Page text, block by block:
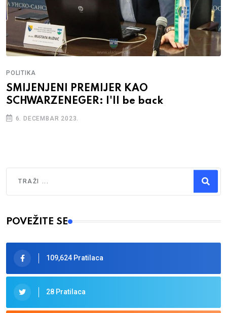
POLITIKA
SMIJENJENI PREMIJER KAO
SCHWARZENEGER: I'll be back
6. DECEMBAR 2023.
Type 2 or more characters for results.
POVEŽITE SE
109,624 Pratilaca
28 Pratilaca